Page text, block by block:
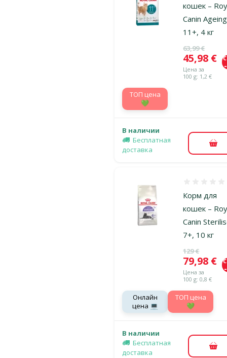
кошек –
Canin Ageing
11+, 4 кг
Исходная
63,99 €
Цена
45,98 €
Цена за
100 g: 1,2 €
TOП цена
💚
В наличии
Бесплатная
доставка
В
Корм для
кошек –
Canin
7+, 10 кг
Исходная
129 €
Цена
79,98 €
Цена за
100 g: 0,8 €
Онлайн
цена 💻
TOП цена
💚
В наличии
Бесплатная
доставка
В